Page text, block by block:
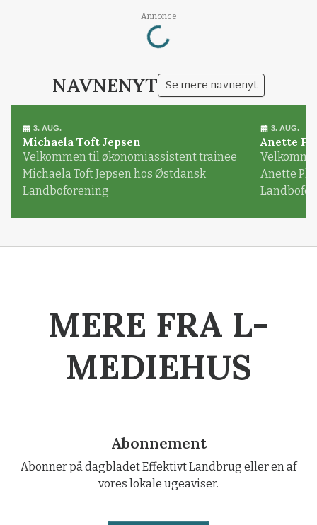
Annonce
Loading...
NAVNENYT Se mere navnenyt
3. AUG.
Michaela Toft Jepsen
Velkommen til økonomiassistent trainee
Michaela Toft Jepsen hos Østdansk
Landboforening
3. AUG.
Anette
Anette
MERE FRA L-
MEDIEHUS
Abonnement
Abonner på dagbladet Effektivt Landbrug eller en af
vores lokale ugeaviser.